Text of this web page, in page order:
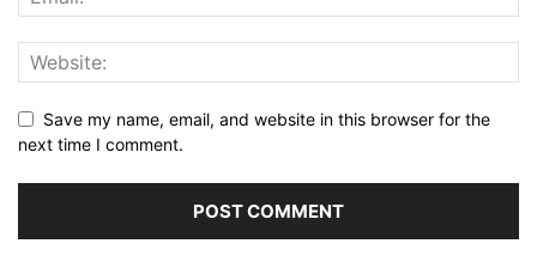
Save my name, email, and website in this browser for the
next time I comment.